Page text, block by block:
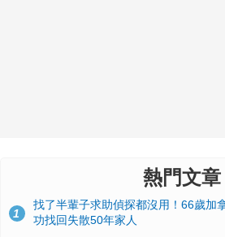
熱門文章
1
找了半輩子求助偵探都沒用！66歲加
功找回失散50年家人